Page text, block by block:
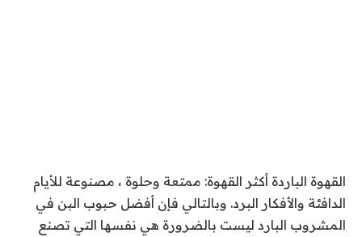
القهوة الباردة أكثر القهوة: ممتعة وحلوة ، مصنوعة للأيام
الدافئة والأفكار البرد. وبالتالي فإن أفضل حبوب البن في
المشروب البارد ليست بالضرورة هي نفسها التي تصنع